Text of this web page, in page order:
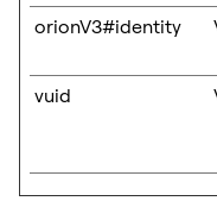
orionV3#identity
vuid